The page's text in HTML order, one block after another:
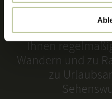
Mit dem Eifel-
Ihnen
Wandern und zu
zu